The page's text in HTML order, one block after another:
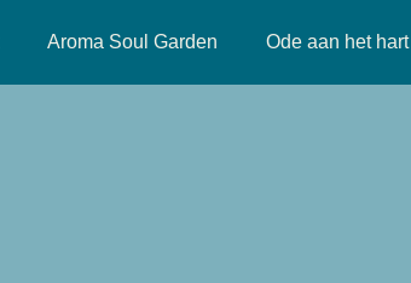
Aroma Soul Garden Ode aan het hart